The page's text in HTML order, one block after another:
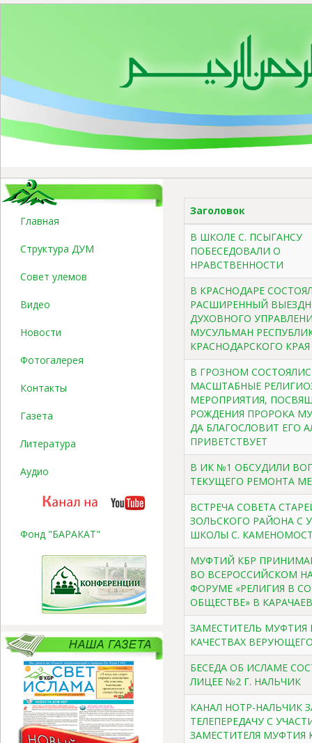
Главная
Структура ДУМ
Совет улемов
Видео
Новости
Фотогалерея
Контакты
Газета
Литература
Аудио
Фонд "БАРАКАТ"
Заголовок
В ШКОЛЕ С. ПСЫГАНСУ
ПОБЕСЕДОВАЛИ О
НРАВСТВЕННОСТИ
В КРАСНОДАРЕ
РАСШИРЕННЫЙ
ДУХОВНОГО
МУСУЛЬМАН
КРАСНОДАРСКОГО КРАЯ
В ГРОЗНОМ
МАСШТАБНЫЕ
МЕРОПРИЯТИЯ,
РОЖДЕНИЯ ПРОРОКА
ДА БЛАГОСЛОВИТ ЕГО
ПРИВЕТСТВУЕТ
В ИК №1 ОБСУДИЛИ
ТЕКУЩЕГО РЕМОНТА
ВСТРЕЧА СОВЕТА
ЗОЛЬСКОГО РАЙОНА С
ШКОЛЫ С.
МУФТИЙ КБР
ВО ВСЕРОССИЙСКОМ
ФОРУМЕ «РЕЛИГИЯ В
ОБЩЕСТВЕ» В
ЗАМЕСТИТЕЛЬ МУФТИЯ
КАЧЕСТВАХ
БЕСЕДА ОБ ИСЛАМЕ
ЛИЦЕЕ №2 Г. НАЛЬЧИК
КАНАЛ НОТР-НАЛЬЧИК
ТЕЛЕПЕРЕДАЧУ С
ЗАМЕСТИТЕЛЯ МУФТИЯ